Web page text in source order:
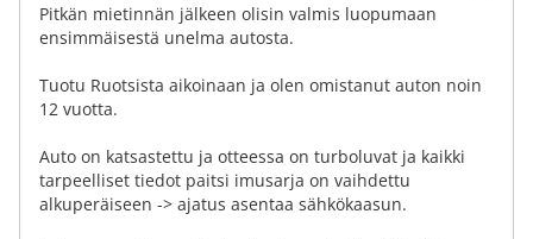
Pitkän mietinnän jälkeen olisin valmis luopumaan
ensimmäisestä unelma autosta.
Tuotu Ruotsista aikoinaan ja olen omistanut auton noin
12 vuotta.
Auto on katsastettu ja otteessa on turboluvat ja kaikki
tarpeelliset tiedot paitsi imusarja on vaihdettu
alkuperäiseen -> ajatus asentaa sähkökaasun.